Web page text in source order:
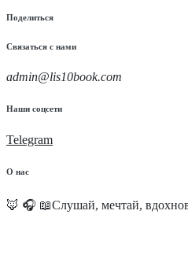
Поделиться
Связаться с нами
admin@lis10book.com
Наши соцсети
Telegram
О нас
🦊 🎧 📖Слушай, мечтай,